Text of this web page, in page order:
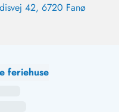
42, 6720 Fanø
feriehuse